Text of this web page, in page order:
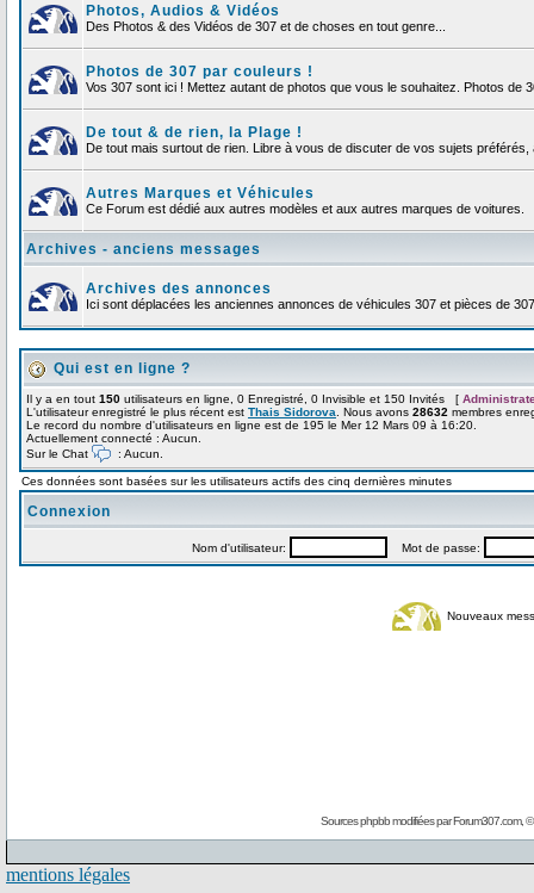
Photos, Audios & Vidéos
Des Photos & des Vidéos de 307 et de choses en tout genre...
Photos de 307 par couleurs !
Vos 307 sont ici ! Mettez autant de photos que vous le souhaitez. Photos de
De tout & de rien, la Plage !
De tout mais surtout de rien. Libre à vous de discuter de vos sujets
Autres Marques et Véhicules
Ce Forum est dédié aux autres modèles et aux autres marques de voitures.
Archives - anciens messages
Archives des annonces
Ici sont déplacées les anciennes annonces de véhicules 307 et pièces de 307
Qui est en ligne ?
Il y a en tout 150 utilisateurs en ligne, 0 Enregistré, 0 Invisible et 150 Invités [
L'utilisateur enregistré le plus récent est Thais Sidorova . Nous avons 28632 membres
Le record du nombre d'utilisateurs en ligne est de 195 le Mer 12 Mars 09 à 16:20.
Actuellement connecté : Aucun.
Sur le Chat
: Aucun.
Ces données sont basées sur les utilisateurs actifs des cinq dernières minutes
Connexion
Nom d'utilisateur: Mot de passe:
Nouveaux
Sources phpbb modifiées parForum307.com, ©
mentions légales